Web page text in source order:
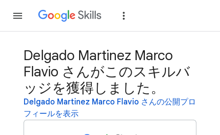
Delgado Martinez Marco
Flavio さんがこのスキルバ
ッジを獲得しました。
Delgado Martinez Marco Flavio さんの公開プロ
フィールを表示